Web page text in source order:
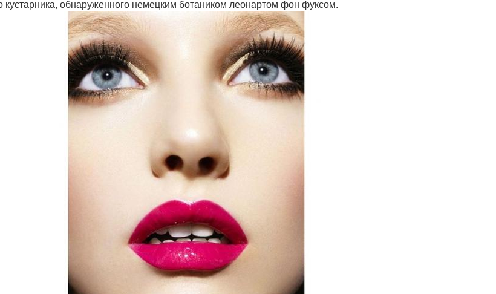
кустарника, обнаруженного немецким ботаником леонартом фон фуксом.